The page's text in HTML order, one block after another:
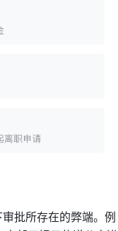
批所存在的弊端。例